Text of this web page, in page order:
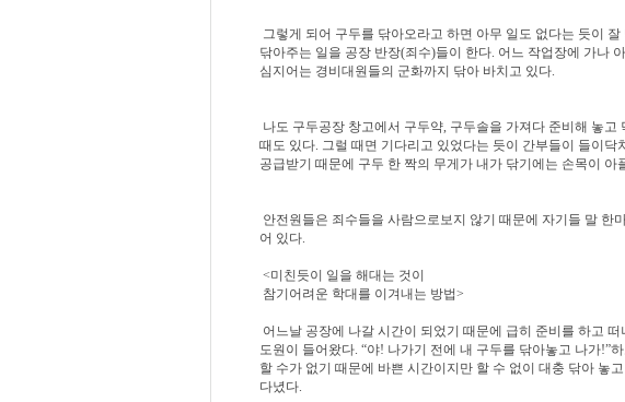
그렇게 되어 구두를 닦아오라고 하면 아무 일도 없다는 듯이
닦아주는 일을 공장 반장(죄수)들이 한다. 어느 작업장에 가나
심지어는 경비대원들의 군화까지 닦아 바치고 있다.
나도 구두공장 창고에서 구두약, 구두솔을 가져다 준비해 놓
때도 있다. 그럴 때면 기다리고 있었다는 듯이 간부들이 들이
공급받기 때문에 구두 한 짝의 무게가 내가 닦기에는 손목이 아
안전원들은 죄수들을 사람으로보지 않기 때문에 자기들 말 한
어 있다.
<미친듯이 일을 해대는 것이
참기어려운 학대를 이겨내는 방법>
어느날 공장에 나갈 시간이 되었기 때문에 급히 준비를 하고
도원이 들어왔다. “야! 나가기 전에 내 구두를 닦아놓고 나가!”
할 수가 없기 때문에 바쁜 시간이지만 할 수 없이 대충 닦아 놓
다녔다.